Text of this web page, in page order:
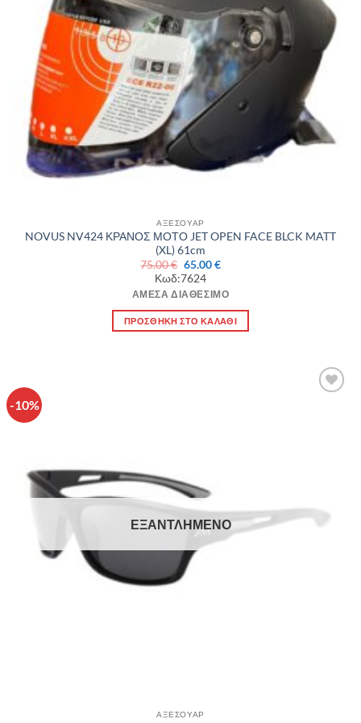
ΑΞΕΣΟΥΑΡ
NOVUS NV424 ΚΡΑΝΟΣ ΜΟΤΟ JET OPEN FACE BLCK MATT
(XL) 61cm
75.00€ Original
price
was:
75.00 €.
65.00€Η
είναι:
Κωδ:7624
ΆΜΕΣΑ ΔΙΑΘΈΣΙΜΟ
ΠΡΟΣΘΉΚΗ ΣΤΟ ΚΑΛΆΘΙ
-10%
ΕΞΑΝΤΛΗΜΈΝΟ
ΑΞΕΣΟΥΑΡ